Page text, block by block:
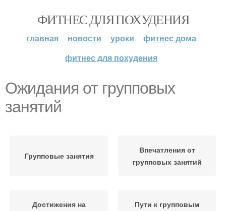
ФИТНЕС ДЛЯ ПОХУДЕНИЯ
главная новости уроки
фитнес дома
фитнес для похудения
Ожидания от групповых
занятий
Групповые занятия
Впечатления от
групповых занятий
Достижения на
Пути к групповым